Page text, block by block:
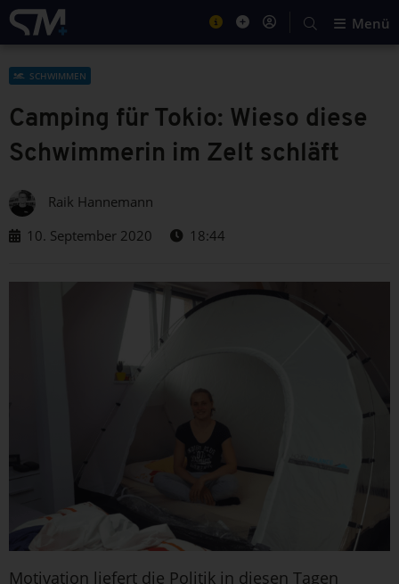
Menü
SCHWIMMEN
Camping für Tokio: Wieso diese
Schwimmerin im Zelt schläft
Raik Hannemann
10. September 2020
18:44
Motivation liefert die Politik in diesen Tagen